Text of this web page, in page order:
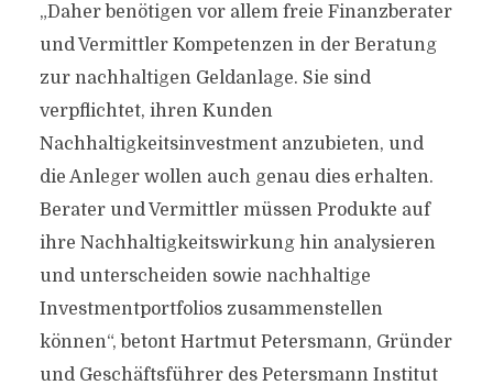
„Daher benötigen vor allem freie Finanzberater
und Vermittler Kompetenzen in der Beratung
zur nachhaltigen Geldanlage. Sie sind
verpflichtet, ihren Kunden
Nachhaltigkeitsinvestment anzubieten, und
die Anleger wollen auch genau dies erhalten.
Berater und Vermittler müssen Produkte auf
ihre Nachhaltigkeitswirkung hin analysieren
und unterscheiden sowie nachhaltige
Investmentportfolios zusammenstellen
können“, betont Hartmut Petersmann, Gründer
und Geschäftsführer des Petersmann Institut